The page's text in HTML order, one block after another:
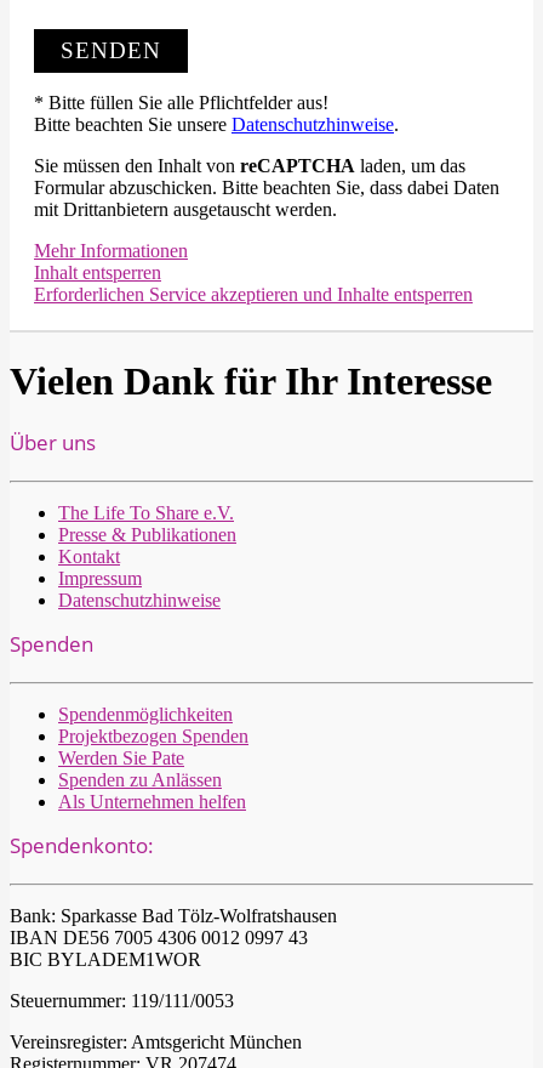
* Bitte füllen Sie alle Pflichtfelder aus!
Bitte beachten Sie unsere Datenschutzhinweise.
Sie müssen den Inhalt von reCAPTCHA laden, um das
Formular abzuschicken. Bitte beachten Sie, dass dabei Daten
mit Drittanbietern ausgetauscht werden.
Mehr Informationen
Inhalt entsperren
Erforderlichen Service akzeptieren und Inhalte entsperren
Vielen Dank für Ihr Interesse
Über uns
The Life To Share e.V.
Presse & Publikationen
Kontakt
Impressum
Datenschutzhinweise
Spenden
Spendenmöglichkeiten
Projektbezogen Spenden
Werden Sie Pate
Spenden zu Anlässen
Als Unternehmen helfen
Spendenkonto:
Bank: Sparkasse Bad Tölz-Wolfratshausen
IBAN DE56 7005 4306 0012 0997 43
BIC BYLADEM1WOR
Steuernummer: 119/111/0053
Vereinsregister: Amtsgericht München